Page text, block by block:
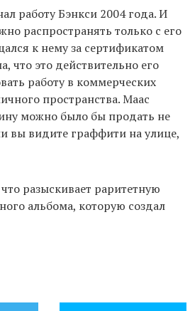
работу Бэнкси 2004 года. И
распространять только с его
к нему за сертификатом
что это действительно его
работу в коммерческих
пространства. Маас
можно было бы продать не
вы видите граффити на улице,
разыскивает раритетную
альбома, которую создал